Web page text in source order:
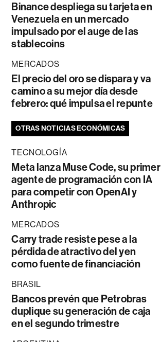
Binance despliega su tarjeta en
Venezuela en un mercado
impulsado por el auge de las
stablecoins
MERCADOS
El precio del oro se dispara y va
camino a su mejor día desde
febrero: qué impulsa el repunte
OTRAS NOTICIAS ECONÓMICAS
TECNOLOGÍA
Meta lanza Muse Code, su primer
agente de programación con IA
para competir con OpenAI y
Anthropic
MERCADOS
Carry trade resiste pese a la
pérdida de atractivo del yen
como fuente de financiación
BRASIL
Bancos prevén que Petrobras
duplique su generación de caja
en el segundo trimestre